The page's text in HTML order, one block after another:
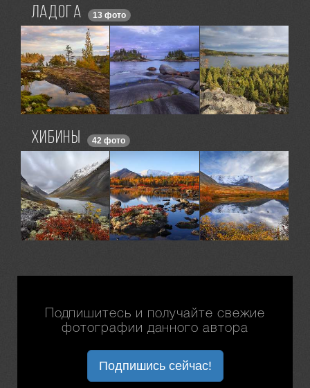
Ладога 13 фото
Хибины 42 фото
Подпишитесь и получайте свежие
фотографии данного автора
Подпишись сейчас!